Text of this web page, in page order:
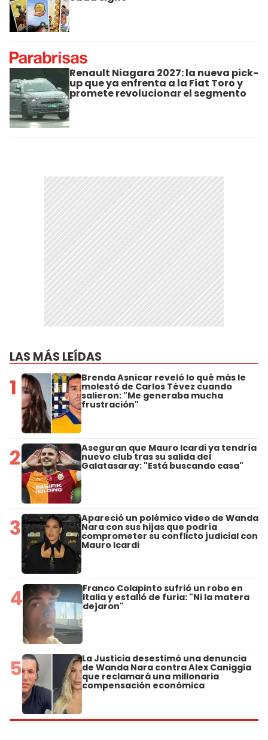
Renault Niagara 2027: la nueva pick-
up que ya enfrenta a la Fiat Toro y
promete revolucionar el segmento
LAS MÁS LEÍDAS
1 Brenda Asnicar reveló lo qué más le
molestó de Carlos Tévez cuando
salieron: "Me generaba mucha
frustración"
2 Aseguran que Mauro Icardi ya tendría
nuevo club tras su salida del
Galatasaray: "Está buscando casa"
3 Apareció un polémico video de Wanda
Nara con sus hijas que podría
comprometer su conflicto judicial con
Mauro Icardi
4 Franco Colapinto sufrió un robo en
Italia y estalló de furia: "Ni la matera
dejaron"
5 La Justicia desestimó una denuncia
de Wanda Nara contra Alex Caniggia
que reclamará una millonaria
compensación económica